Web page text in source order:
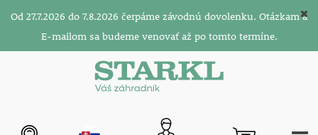
Od 27.7.2026 do 7.8.2026 čerpáme závodnú dovolenku. Otázkam a
E-mailom sa budeme venovať až po tomto termíne.